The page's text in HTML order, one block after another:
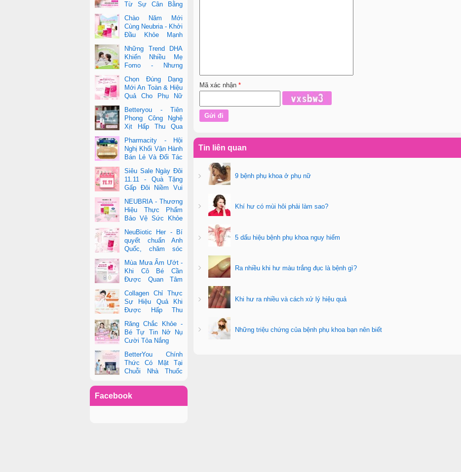
Mã xác nhận *
Tin liên quan
9 bệnh phụ khoa ở phụ nữ
Khí hư có mùi hôi phải làm sao?
5 dấu hiệu bệnh phụ khoa nguy hiểm
Ra nhiều khi hư màu trắng đục là bệnh gì?
Khi hư ra nhiều và cách xử lý hiệu quả
Những triệu chứng của bệnh phụ khoa bạn nên biết
Từ Sự Cân Bằng
Chào Năm Mới
Cùng Neubria - Khởi
Đầu Khỏe Mạnh
Những Trend DHA
Khiến Nhiều Mẹ
Fomo - Nhưng
Cũng ĐúngChọn Đúng Dạng
Mới An Toàn & Hiệu
Quả Cho Phụ Nữ
Betteryou - Tiên
Phong Công Nghệ
Xịt Hấp Thu Qua
(Intra-Oral Spray)Pharmacity - Hội
Nghị Khối Vận Hành
Bán Lẻ Và Đối Tác
Siêu Sale Ngày Đôi
11.11 - Quà Tặng
Gấp Đôi Niềm Vui
Betteryou
NEUBRIA - Thương
Hiệu Thực Phẩm
Bảo Vệ Sức Khỏe
Anh Quốc
NeuBiotic Her - Bí
quyết chuẩn Anh
Quốc, chăm sóc
toàn diện sức khỏe
phụ nữ hiện đạiMùa Mưa Ẩm Ướt -
Khi Cô Bé Cần
Được Quan Tâm
Collagen Chỉ Thực
Sự Hiệu Quả Khi
Được Hấp Thu
Đúng Cách - Và
Zooki Chính Là Chìa Khóa
Răng Chắc Khỏe -
Bé Tự Tin Nở Nụ
Cười Tỏa Nắng
BetterYou Chính
Thức Có Mặt Tại
Chuỗi Nhà Thuốc
Facebook